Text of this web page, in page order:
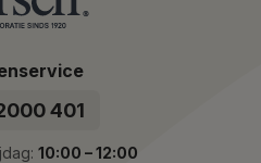
401
10:00 – 12:00